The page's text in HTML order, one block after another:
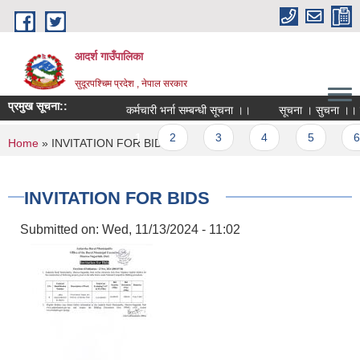
Skip to main content
आदर्श गाउँपालिका
सुदूरपश्चिम प्रदेश , नेपाल सरकार
प्रमुख सूचना:: कर्मचारी भर्ना सम्बन्धी सूचना ।। सूचना । सुचना ।।
Pages
1 2
You are here
Home » INVITATION FOR BIDS
INVITATION FOR BIDS
Submitted on: Wed, 11/13/2024 - 11:02